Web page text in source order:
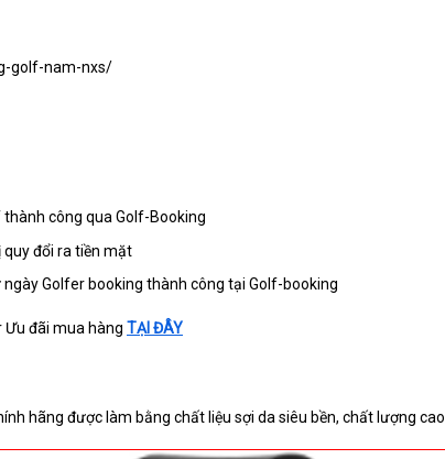
golf-nam-nxs/
công qua Golf-Booking
quy đổi ra tiền mặt
Golfer booking thành công tại Golf-booking
đãi mua hàng TẠI ĐÂY
hãng được làm bằng chất liệu sợi da siêu bền, chất lượng cao